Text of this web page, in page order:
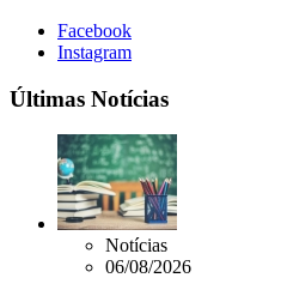
Facebook
Instagram
Últimas Notícias
Notícias
06/08/2026